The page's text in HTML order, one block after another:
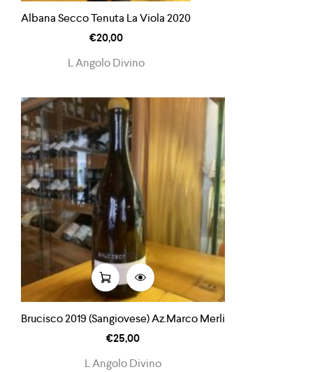
Albana Secco Tenuta La Viola 2020
€20,00
L Angolo Divino
Brucisco 2019 (Sangiovese) Az.Marco Merli
€25,00
L Angolo Divino